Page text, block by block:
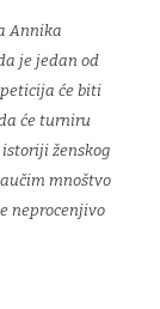
Annika
je jedan od
će biti
će turniru
ženskog
mnoštvo
neprocenjivo